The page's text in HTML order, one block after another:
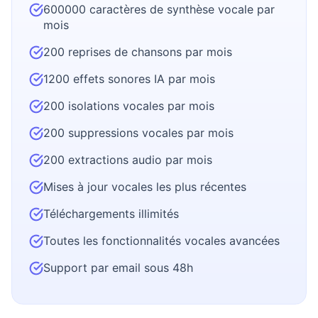
600000 caractères de synthèse vocale par
mois
200 reprises de chansons par mois
1200 effets sonores IA par mois
200 isolations vocales par mois
200 suppressions vocales par mois
200 extractions audio par mois
Mises à jour vocales les plus récentes
Téléchargements illimités
Toutes les fonctionnalités vocales avancées
Support par email sous 48h